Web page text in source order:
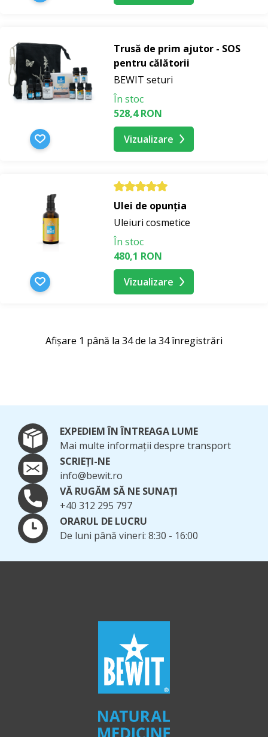
Trusă de prim ajutor - SOS
pentru călătorii
BEWIT seturi
În stoc
528,4 RON
Vizualizare
Ulei de opunția
Uleiuri cosmetice
În stoc
480,1 RON
Vizualizare
Afișare 1 până la 34 de la 34 înregistrări
EXPEDIEM ÎN ÎNTREAGA LUME
Mai multe informații despre transport
SCRIEȚI-NE
info@bewit.ro
VĂ RUGĂM SĂ NE SUNAȚI
+40 312 295 797
ORARUL DE LUCRU
De luni până vineri: 8:30 - 16:00